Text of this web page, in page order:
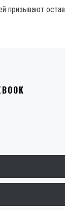
призывают